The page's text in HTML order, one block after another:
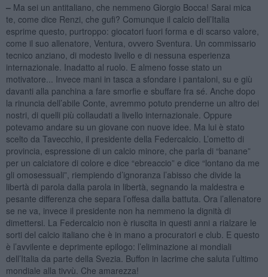
–Ma sei un antitaliano, che nemmeno Giorgio Bocca! Sarai mica
te, come dice Renzi, che gufi? Comunque il calcio dell’Italia
esprime questo, purtroppo: giocatori fuori forma e di scarso valore,
come il suo allenatore, Ventura, ovvero Sventura. Un commissario
tecnico anziano, di modesto livello e di nessuna esperienza
internazionale. Inadatto al ruolo. E almeno fosse stato un
motivatore... Invece mani in tasca a sfondare i pantaloni, su e giù
davanti alla panchina a fare smorfie e sbuffare fra sé. Anche dopo
la rinuncia dell’abile Conte, avremmo potuto prenderne un altro dei
nostri, di quelli più collaudati a livello internazionale. Oppure
potevamo andare su un giovane con nuove idee. Ma lui è stato
scelto da Tavecchio, il presidente della Federcalcio. L’ometto di
provincia, espressione di un calcio minore, che parla di “banane”
per un calciatore di colore e dice “ebreaccio” e dice “lontano da me
gli omosessuali”, riempiendo d’ignoranza l’abisso che divide la
libertà di parola dalla parola in libertà, segnando la maldestra e
pesante differenza che separa l’offesa dalla battuta. Ora l’allenatore
se ne va, invece il presidente non ha nemmeno la dignità di
dimettersi. La Federcalcio non è riuscita in questi anni a rialzare le
sorti del calcio italiano che è in mano a procuratori e club. E questo
è l’avvilente e deprimente epilogo: l’eliminazione ai mondiali
dell’Italia da parte della Svezia. Buffon in lacrime che saluta l’ultimo
mondiale alla tivvù. Che amarezza!